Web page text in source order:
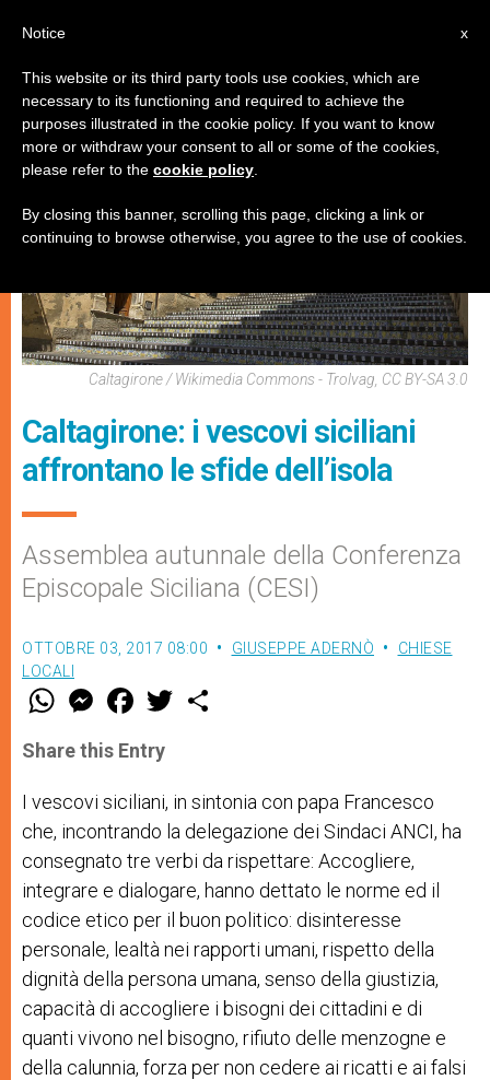
CHIESE LOCALI
Caltagirone / Wikimedia Commons - Trolvag, CC BY-SA 3.0
Caltagirone: i vescovi siciliani
affrontano le sfide dell’isola
Assemblea autunnale della Conferenza
Episcopale Siciliana (CESI)
OTTOBRE 03, 2017 08:00 GIUSEPPE ADERNÒ
CHIESE
LOCALI
W
t
s
p
p
M
e
s
e
g
e
r
F
a
e
b
o
k
w
r
Share this Entry
I vescovi siciliani, in sintonia con papa Francesco
che, incontrando la delegazione dei Sindaci ANCI, ha
consegnato tre verbi da rispettare: Accogliere,
integrare e dialogare, hanno dettato le norme ed il
codice etico per il buon politico: disinteresse
personale, lealtà nei rapporti umani, rispetto della
dignità della persona umana, senso della giustizia,
capacità di accogliere i bisogni dei cittadini e di
quanti vivono nel bisogno, rifiuto delle menzogne e
della calunnia, forza per non cedere ai ricatti e ai falsi
x
Notice
This website or its third party tools use cookies, which are
necessary to its functioning and required to achieve the
purposes illustrated in the cookie policy. If you want to know
more or withdraw your consent to all or some of the cookies,
please refer to the cookie policy
By closing this banner, scrolling this page, clicking a link or
continuing to browse otherwise, you agree to the use of cookies.